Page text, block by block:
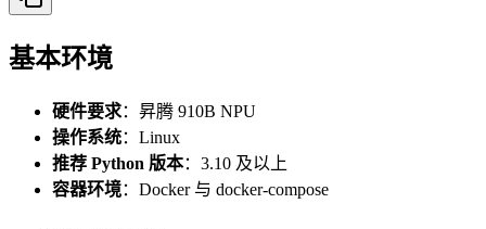
基本环境
硬件要求：昇腾 910B NPU
操作系统：Linux
推荐 Python 版本：3.10 及以上
容器环境：Docker 与 docker-compose